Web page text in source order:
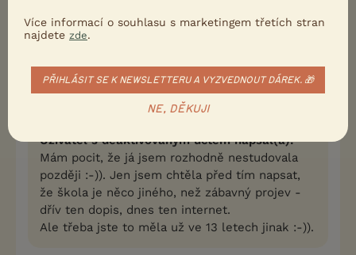
0
Kvalitní příspěvek
Uživatel s deaktivovaným účtem napsal(a):
Mám pocit, že já jsem rozhodně nestudovala
později :-)). Jen jsem chtěla před tím napsat,
že škola je něco jiného, než zábavný projev -
dřív ten dopis, dnes ten internet.
Ale třeba jste to měla už ve 13 letech jinak :-)).
Více informací o souhlasu s marketingem třetích stran
najdete zde.
PŘIHLÁSIT SE K NEWSLETTERU A VYZVEDNOUT DÁREK. 🎁
NE, DĚKUJI